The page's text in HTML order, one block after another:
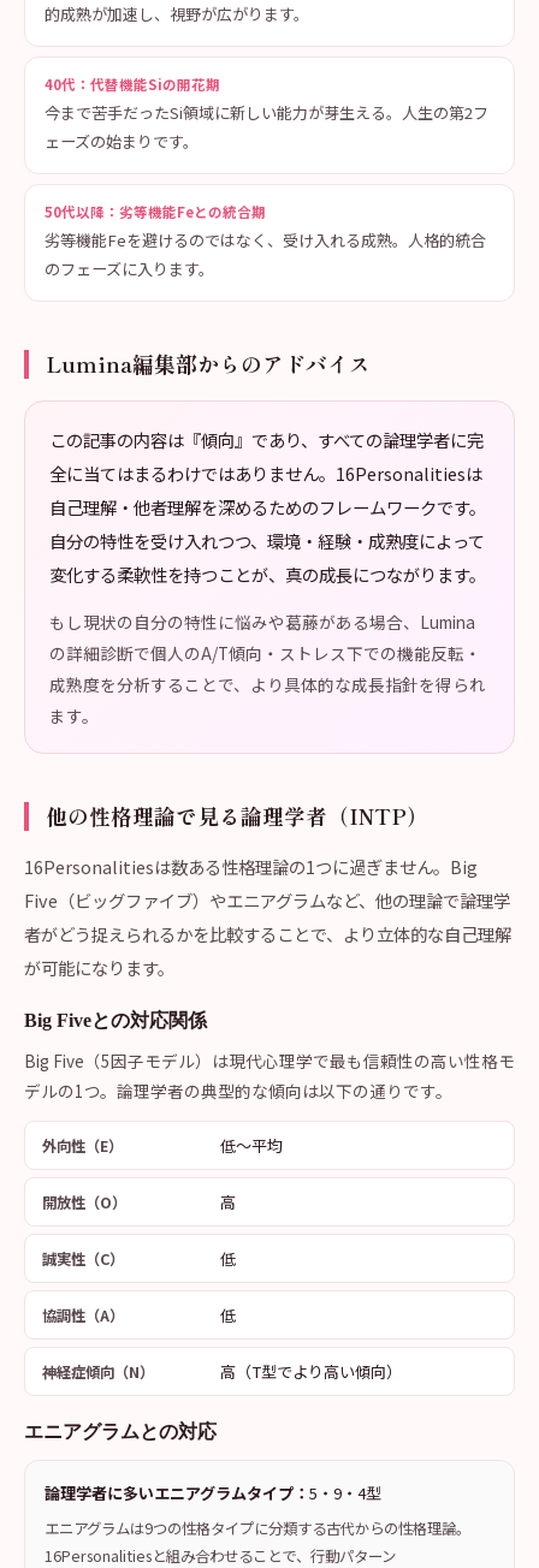
的成熟が加速し、視野が広がります。
40代：代替機能Siの開花期
今まで苦手だったSi領域に新しい能力が芽生える。人生の第2フ
ェーズの始まりです。
50代以降：劣等機能Feとの統合期
劣等機能Feを避けるのではなく、受け入れる成熟。人格的統合
のフェーズに入ります。
Lumina編集部からのアドバイス
この記事の内容は『傾向』であり、すべての論理学者に完
全に当てはまるわけではありません。16Personalitiesは
自己理解・他者理解を深めるためのフレームワークです。
自分の特性を受け入れつつ、環境・経験・成熟度によって
変化する柔軟性を持つことが、真の成長につながります。
もし現状の自分の特性に悩みや葛藤がある場合、Lumina
の詳細診断で個人のA/T傾向・ストレス下での機能反転・
成熟度を分析することで、より具体的な成長指針を得られ
ます。
他の性格理論で見る論理学者（INTP）
16Personalitiesは数ある性格理論の1つに過ぎません。Big
Five（ビッグファイブ）やエニアグラムなど、他の理論で論理学
者がどう捉えられるかを比較することで、より立体的な自己理解
が可能になります。
Big Fiveとの対応関係
Big Five（5因子モデル）は現代心理学で最も信頼性の高い性格モ
デルの1つ。論理学者の典型的な傾向は以下の通りです。
外向性（E） 低〜平均
開放性（O） 高
誠実性（C） 低
協調性（A） 低
神経症傾向（N） 高（T型でより高い傾向）
エニアグラムとの対応
論理学者に多いエニアグラムタイプ： 5・9・4型
エニアグラムは9つの性格タイプに分類する古代からの性格理論。
16Personalitiesと組み合わせることで、行動パターン